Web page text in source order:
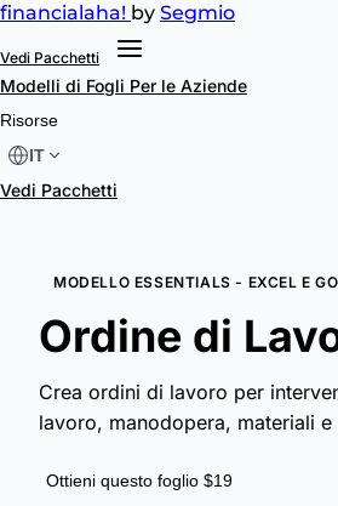
financialaha! by Segmio
Vedi Pacchetti
Modelli di Fogli Per le Aziende
Risorse
IT
Vedi Pacchetti
MODELLO ESSENTIALS - EXCEL E
Ordine di
Crea ordini di lavoro per
lavoro, manodopera, materiali
Ottieni questo foglio $19